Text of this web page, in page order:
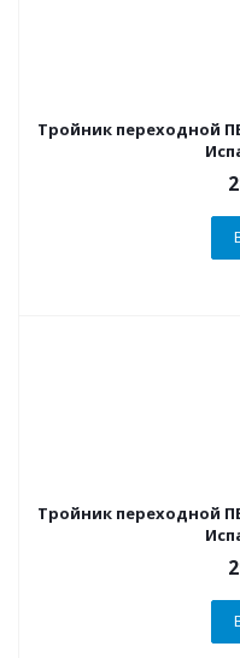
Тройник переходной
Тройник переходной